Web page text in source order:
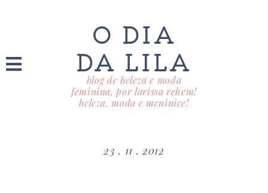
O DIA
DA LILA
blog de beleza e moda
feminina, por larissa rehem!
beleza, moda e meninice!
23 . 11 . 2012